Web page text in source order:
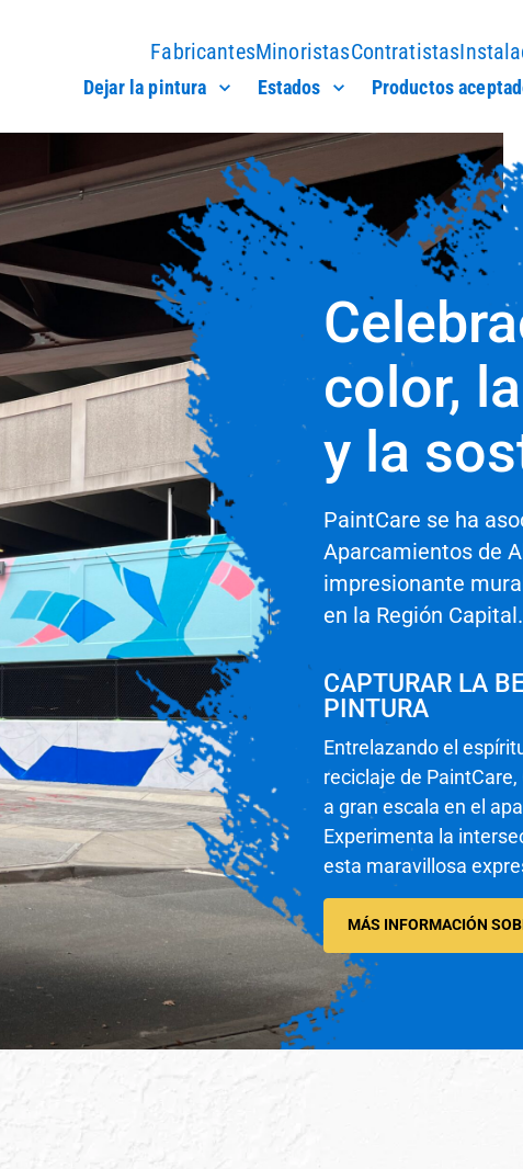
FabricantesMinoristasContratistas
Dejar la pintura Estados Productos
color,
y la
PaintCare se ha
Aparcamientos de
impresionante
en la Región Capital.
CAPTURAR LA
PINTURA
Entrelazando el
reciclaje de
a gran escala en el
Experimenta la
esta maravillosa
MÁS INFORMACIÓN